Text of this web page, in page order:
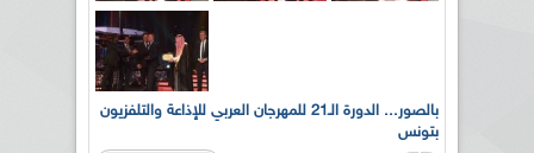
بالصور... الدورة الـ21 للمهرجان العربي للإذاعة والتلفزيون
بتونس